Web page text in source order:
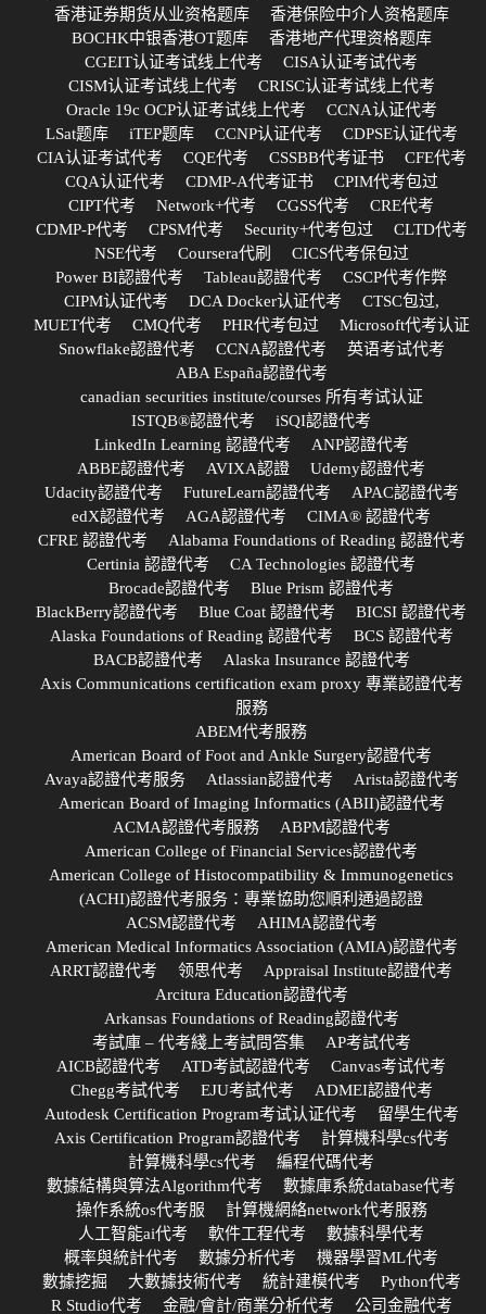
香港证券期货从业资格题库
香港保险中介人资格题库
BOCHK中银香港OT题库
香港地产代理资格题库
CGEIT认证考试线上代考
CISA认证考试代考
CISM认证考试线上代考
CRISC认证考试线上代考
Oracle 19c OCP认证考试线上代考
CCNA认证代考
LSat题库
iTEP题库 CCNP认证代考
CDPSE认证代考
CIA认证考试代考
CQE代考 CSSBB代考证书
CFE代考
CQA认证代考
CDMP-A代考证书
CPIM代考包过
CIPT代考
Network+代考 CGSS代考
CRE代考
CDMP-P代考
CPSM代考 Security+代考包过
CLTD代考
NSE代考
Coursera代刷
CICS代考保包过
Power BI認證代考
Tableau認證代考
CSCP代考作弊
CIPM认证代考
DCA Docker认证代考
CTSC包过,
MUET代考
CMQ代考 PHR代考包过
Microsoft代考认证
Snowflake認證代考
CCNA認證代考
英语考试代考
ABA España認證代考
canadian securities institute/courses 所有考试认证
ISTQB®認證代考
iSQI認證代考
LinkedIn Learning 認證代考
ANP認證代考
ABBE認證代考
AVIXA認證
Udemy認證代考
Udacity認證代考
FutureLearn認證代考
APAC認證代考
edX認證代考
AGA認證代考
CIMA® 認證代考
CFRE 認證代考
Alabama Foundations of Reading 認證代考
Certinia 認證代考
CA Technologies 認證代考
Brocade認證代考
Blue Prism 認證代考
BlackBerry認證代考
Blue Coat 認證代考
BICSI 認證代考
Alaska Foundations of Reading 認證代考
BCS 認證代考
BACB認證代考
Alaska Insurance 認證代考
Axis Communications certification exam proxy 專業認證代考
服務
ABEM代考服務
American Board of Foot and Ankle Surgery認證代考
Avaya認證代考服务
Atlassian認證代考
Arista認證代考
American Board of Imaging Informatics (ABII)認證代考
ACMA認證代考服務
ABPM認證代考
American College of Financial Services認證代考
American College of Histocompatibility & Immunogenetics
(ACHI)認證代考服务：專業協助您順利通過認證
ACSM認證代考
AHIMA認證代考
American Medical Informatics Association (AMIA)認證代考
ARRT認證代考
领思代考
Appraisal Institute認證代考
Arcitura Education認證代考
Arkansas Foundations of Reading認證代考
考試庫 – 代考綫上考試問答集
AP考試代考
AICB認證代考
ATD考試認證代考
Canvas考试代考
Chegg考試代考
EJU考試代考
ADMEI認證代考
Autodesk Certification Program考试认证代考
留學生代考
Axis Certification Program認證代考
計算機科學cs代考
計算機科學cs代考
編程代碼代考
數據結構與算法Algorithm代考
數據庫系統database代考
操作系統os代考服
計算機網絡network代考服務
人工智能ai代考
軟件工程代考
數據科學代考
概率與統計代考
數據分析代考
機器學習ML代考
數據挖掘
大數據技術代考 統計建模代考
Python代考
R Studio代考
金融/會計/商業分析代考 公司金融代考